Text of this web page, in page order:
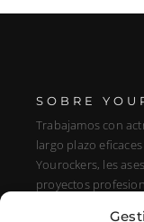
SOBRE
Trabajamos con
largo plazo
Yourockers, les
proyectos